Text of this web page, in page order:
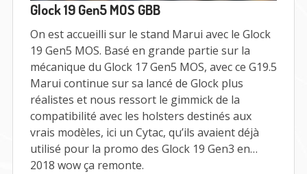
Glock 19 Gen5 MOS GBB
On est accueilli sur le stand Marui avec le Glock
19 Gen5 MOS. Basé en grande partie sur la
mécanique du Glock 17 Gen5 MOS, avec ce G19.5
Marui continue sur sa lancé de Glock plus
réalistes et nous ressort le gimmick de la
compatibilité avec les holsters destinés aux
vrais modèles, ici un Cytac, qu’ils avaient déjà
utilisé pour la promo des Glock 19 Gen3 en…
2018 wow ça remonte.